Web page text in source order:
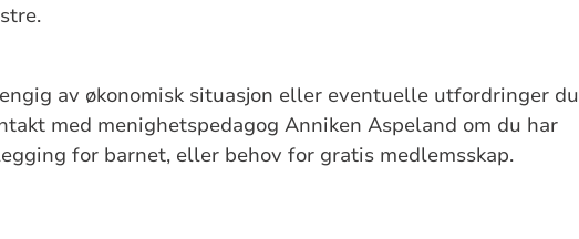
av økonomisk situasjon eller eventuelle utfordringer du
med menighetspedagog Anniken Aspeland om du har
for barnet, eller behov for gratis medlemsskap.